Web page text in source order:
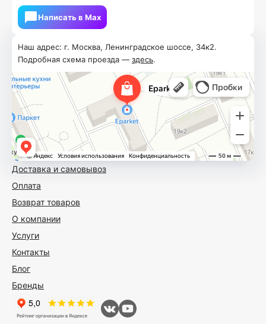
Доставка и самовывоз
Оплата
Возврат товаров
О компании
Услуги
Контакты
Блог
Бренды
Наш адрес: г. Москва, Ленинградское шоссе, 34к2.
Подробная схема проезда — здесь.
Написать в Мах